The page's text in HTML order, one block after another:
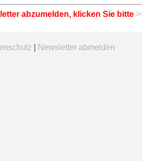
abzumelden, klicken Sie bitte
Newsletter abmelden